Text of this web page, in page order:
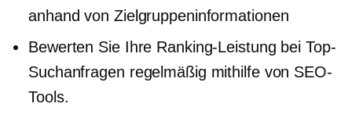
anhand von Zielgruppeninformationen
Bewerten Sie Ihre Ranking-Leistung bei Top-
Suchanfragen regelmäßig mithilfe von SEO-
Tools.